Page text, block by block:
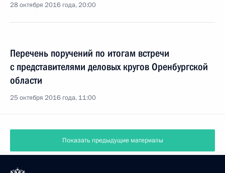
28 октября 2016 года, 20:00
Перечень поручений по итогам встречи
с представителями деловых кругов Оренбургской
области
25 октября 2016 года, 11:00
Показать предыдущие материалы